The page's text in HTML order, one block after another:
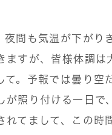
夜間も気温が下がり
すが、皆様体調は
て。予報では曇り空
が照り付ける一日
てまして、この時